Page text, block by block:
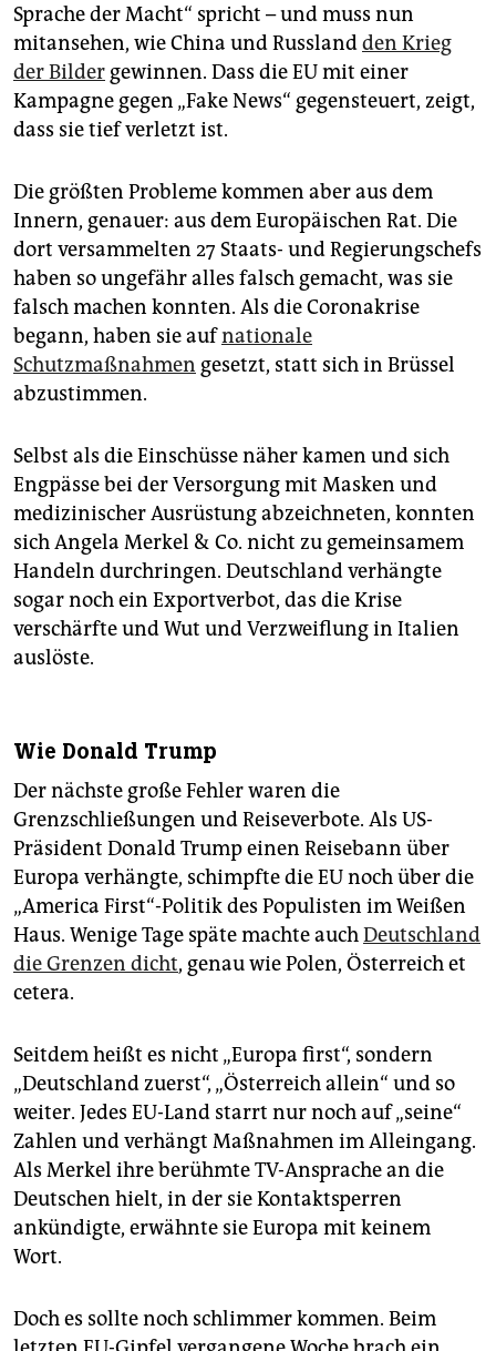
Sprache der Macht“ spricht – und muss nun
mitansehen, wie China und Russlandden Krieg
der Bilder gewinnen. Dass die EU mit einer
Kampagne gegen „Fake News“ gegensteuert, zeigt,
dass sie tief verletzt ist.
Die größten Probleme kommen aber aus dem
Innern, genauer: aus dem Europäischen Rat. Die
dort versammelten 27 Staats- und Regierungschefs
haben so ungefähr alles falsch gemacht, was sie
falsch machen konnten. Als die Corona­krise
begann, haben sie aufnationale
Schutzmaßnahmen gesetzt, statt sich in Brüssel
abzustimmen.
Selbst als die Einschüsse näher kamen und sich
Engpässe bei der Versorgung mit Masken und
medizinischer Ausrüstung abzeichneten, konnten
sich Angela Merkel & Co. nicht zu gemeinsamem
Handeln durchringen. Deutschland verhängte
sogar noch ein Exportverbot, das die Krise
verschärfte und Wut und Verzweiflung in Italien
auslöste.
Wie Donald Trump
Der nächste große Fehler waren die
Grenzschließungen und Reiseverbote. Als US-
Präsident Donald Trump einen Reisebann über
Europa verhängte, schimpfte die EU noch über die
„America First“-Politik des Populisten im Weißen
Haus. Wenige Tage späte machte auchDeutschland
die Grenzen dicht, genau wie Polen, Österreich et
cetera.
Seitdem heißt es nicht „Europa first“, sondern
„Deutschland zuerst“, „Österreich allein“ und so
weiter. Jedes EU-Land starrt nur noch auf „seine“
Zahlen und verhängt Maßnahmen im Alleingang.
Als Merkel ihre berühmte TV-Ansprache an die
Deutschen hielt, in der sie Kontaktsperren
ankündigte, erwähnte sie Europa mit keinem
Wort.
Doch es sollte noch schlimmer kommen. Beim